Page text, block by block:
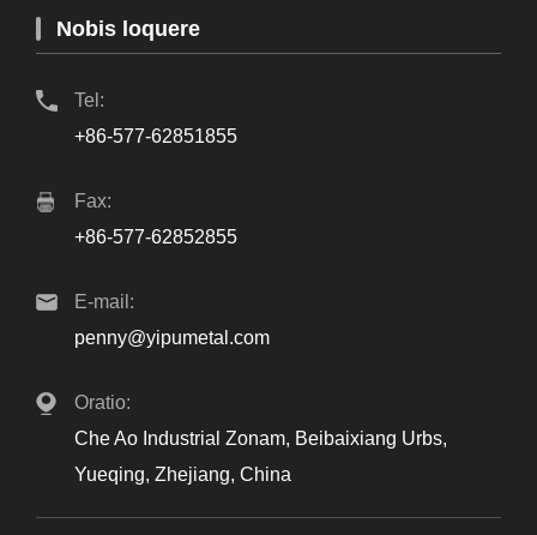
Nobis loquere
Tel:
+86-577-62851855
Fax:
+86-577-62852855
E-mail:
penny@yipumetal.com
Oratio:
Che Ao Industrial Zonam, Beibaixiang Urbs,
Yueqing, Zhejiang, China